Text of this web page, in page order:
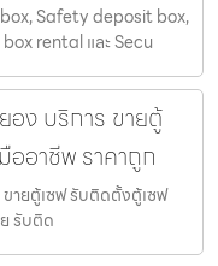
Safety deposit box,
rental และ Secu
อง บริการ ขายตู้
อาชีพ ราคาถูก
ายตู้เซฟ รับติดตั้งตู้เซฟ
รับติด